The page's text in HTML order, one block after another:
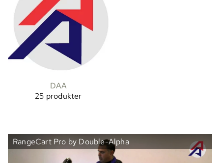
DAA
25 produkter
RangeCart Pro by Double-Alpha